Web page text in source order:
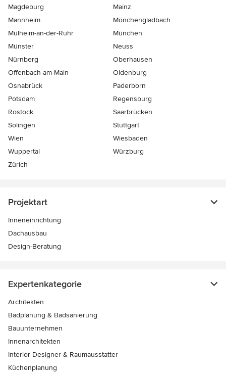
Magdeburg
Mainz
Mannheim
Mönchen­gladbach
Mülheim-an-der-Ruhr
München
Münster
Neuss
Nürnberg
Oberhausen
Offenbach-am-Main
Oldenburg
Osnabrück
Paderborn
Potsdam
Regensburg
Rostock
Saarbrücken
Solingen
Stuttgart
Wien
Wiesbaden
Wuppertal
Würzburg
Zürich
Projektart
Inneneinrichtung
Dachausbau
Design-Beratung
Expertenkategorie
Architekten
Badplanung & Badsanierung
Bauunternehmen
Innenarchitekten
Interior Designer & Raumausstatter
Küchenplanung